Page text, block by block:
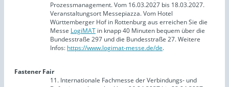
Prozessmanagement. Vom 16.03.2027 bis 18.03.2027.
Veranstaltungsort Messepiazza. Vom Hotel
Württemberger Hof in Rottenburg aus erreichen Sie die
Messe LogiMAT in knapp 40 Minuten bequem über die
Bundesstraße 297 und die Bundesstraße 27. Weitere
Infos: https://www.logimat-messe.de/de.
Fastener Fair
11. Internationale Fachmesse der Verbindungs- und